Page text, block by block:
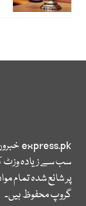
express.pk
سب سے زیادہ وزٹ
پر شائع شدہ تمام
گروپ محفوظ ہیں۔